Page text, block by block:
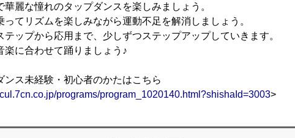
華麗な憧れのタップダンスを楽しみましょう。
ってリズムを楽しみながら運動不足を解消しましょう。
テップから応用まで、少しずつステップアップしていきます。
楽に合わせて踊りましょう♪
ンス未経験・初心者のかたはこちら
programs/program_1020140.html?shishaId=3003>